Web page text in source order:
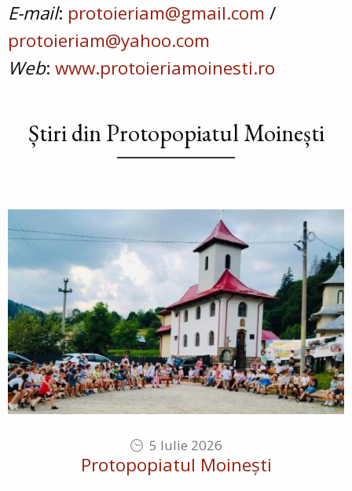
E-mail: protoieriam@gmail.com /
protoieriam@yahoo.com
Web: www.protoieriamoinesti.ro
Știri din Protopopiatul Moinești
5 Iulie 2026
Protopopiatul Moinești